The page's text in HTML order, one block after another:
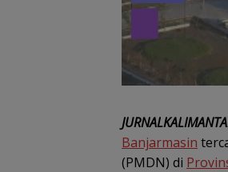
Banjarmasin
(PMDN) di